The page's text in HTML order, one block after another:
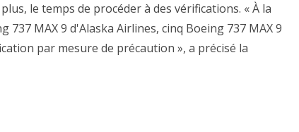
le temps de procéder à des vérifications. « À la
MAX 9 d'Alaska Airlines, cinq Boeing 737 MAX 9
par mesure de précaution », a précisé la